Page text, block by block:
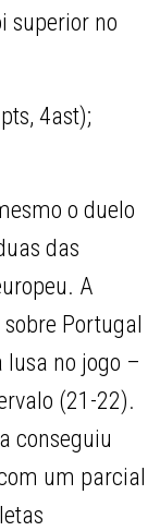
superior no
4ast);
o duelo
das
A
Portugal
no jogo –
(21-22).
conseguiu
um parcial